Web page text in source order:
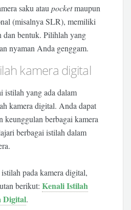
saku ataupocketmaupun
(misalnya SLR), memiliki
dan bentuk. Pilihlah yang
nyaman Anda genggam.
kamera digital
istilah yang ada dalam
kamera digital. Anda dapat
keunggulan berbagai kamera
berbagai istilah dalam
pada kamera digital,
berikut:Kenali Istilah
Digital.